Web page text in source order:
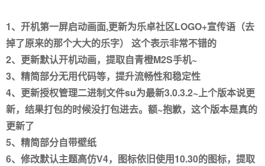
1、开机第一屏启动画面,更新为乐卓社区LOGO+宣传语 （去
掉了原来的那个大大的乐字） 这个表示非常不错的
2、更新默认开机动画，提取自青橙M2S手机~
3、精简部分无用代码等，提升流畅性和稳定性
4、更新授权管理二进制文件su为最新3.0.3.2~上个版本说更
新，结果打包的时候没打包进去。额~抱歉，这个版本是真的
更新了
5、精简部分自带壁纸
6、修改默认主题高仿V4，图标依旧使用10.30的图标，提取